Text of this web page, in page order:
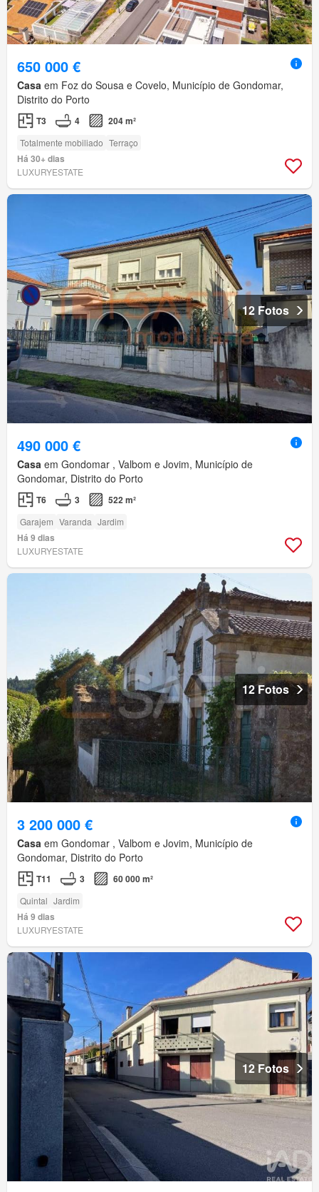
650 000 €
Casa em Foz do Sousa e Covelo, Município de Gondomar,
Distrito do Porto
T3 4 204 m²
Totalmente mobiliado Terraço
Há 30+ dias
LUXURYESTATE
12 Fotos
490 000 €
Casa em Gondomar , Valbom e Jovim, Município de
Gondomar, Distrito do Porto
T6 3 522 m²
Garajem Varanda Jardim
Há 9 dias
LUXURYESTATE
12 Fotos
3 200 000 €
Casa em Gondomar , Valbom e Jovim, Município de
Gondomar, Distrito do Porto
T11 3 60 000 m²
Quintal Jardim
Há 9 dias
LUXURYESTATE
12 Fotos